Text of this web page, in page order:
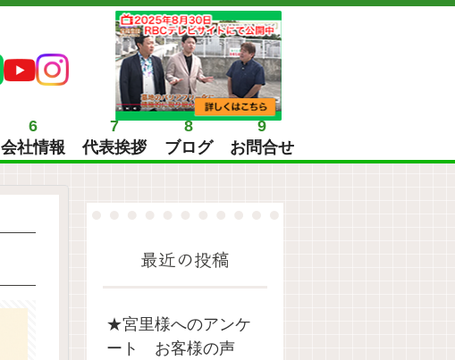
6
会社情報
7
代表挨拶
8
ブログ
9
お問合せ
最近の投稿
★宮里様へのアンケ
ート お客様の声